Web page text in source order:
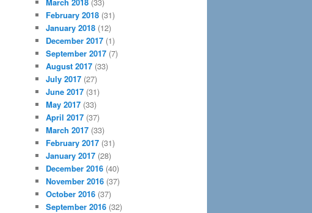
February 2018 (31)
January 2018 (12)
December 2017 (1)
September 2017 (7)
August 2017 (33)
July 2017 (27)
June 2017 (31)
May 2017 (33)
April 2017 (37)
March 2017 (33)
February 2017 (31)
January 2017 (28)
December 2016 (40)
November 2016 (37)
October 2016 (37)
September 2016 (32)